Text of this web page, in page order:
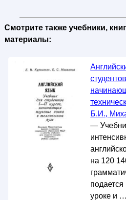
Смотрите также учебники,
материалы:
Б.И.,
—
на 120
уроке и …